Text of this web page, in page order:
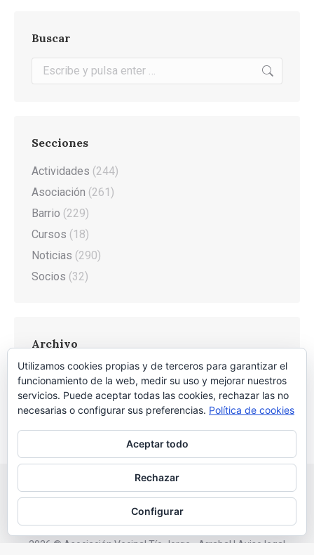
Buscar
Buscar:
Secciones
Actividades (244)
Asociación (261)
Barrio (229)
Cursos (18)
Noticias (290)
Socios (32)
Archivo
Archivo
2026 © Asociación Vecinal Tío Jorge - Arrabal |Aviso legal
Utilizamos cookies propias y de terceros para garantizar el
funcionamiento de la web, medir su uso y mejorar nuestros
servicios. Puede aceptar todas las cookies, rechazar las no
necesarias o configurar sus preferencias. Política de cookies
Aceptar todo
Rechazar
Configurar